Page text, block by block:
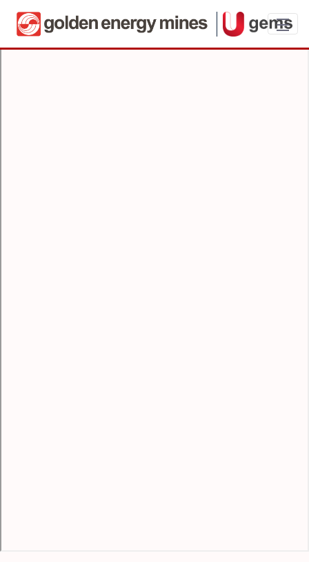
Ushortener Guideline